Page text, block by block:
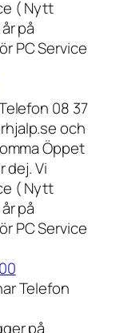
( Nytt
på
PC Service
08 37
och
Öppet
dej. Vi
( Nytt
på
PC Service
Telefon
på